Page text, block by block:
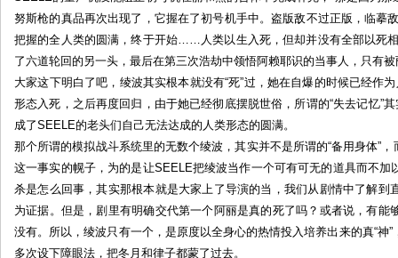
努斯枪的真品再次出现了，它握在了初号机手中。盗版敌不过正版，临摹
把握的全人类的圆满，终于开始……人类以生入死，但却并没有全部以死
了六道轮回的另一头，最后在第三次浩劫中领悟阿赖耶识的当事人，只有
大家这下明白了吧，绫波其实根本就没有“死”过，她在自爆的时候已经作
形态入死，之后再度回归，由于她已经彻底摆脱世俗，所谓的“失去记忆”
成了SEELE的老头们自己无法达成的人类形态的圆满。
那个所谓的模拟战斗系统里的无数个绫波，其实并不是所谓的“备用身体”
这一事实的幌子，为的是让SEELE把绫波当作一个可有可无的道具而不
杀是怎么回事，其实那根本就是大家上了导演的当，我们从剧情中了解到
为证据。但是，剧里有明确交代第一个阿丽是真的死了吗？或者说，有能
没有。所以，绫波只有一个，是原度以全身心的热情投入培养出来的真“神
多次设下障眼法，把冬月和律子都蒙了过去。